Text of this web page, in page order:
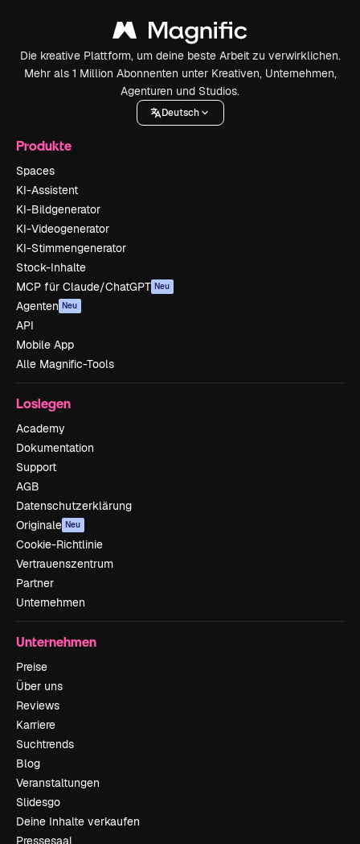
Die kreative Plattform, um deine beste Arbeit zu verwirklichen.
Mehr als 1 Million Abonnenten unter Kreativen, Unternehmen,
Agenturen und Studios.
Deutsch
Produkte
Spaces
KI-Assistent
KI-Bildgenerator
KI-Videogenerator
KI-Stimmengenerator
Stock-Inhalte
MCP für Claude/ChatGPT Neu
Agenten Neu
API
Mobile App
Alle Magnific-Tools
Loslegen
Academy
Dokumentation
Support
AGB
Datenschutzerklärung
Originale Neu
Cookie-Richtlinie
Vertrauenszentrum
Partner
Unternehmen
Unternehmen
Preise
Über uns
Reviews
Karriere
Suchtrends
Blog
Veranstaltungen
Slidesgo
Deine Inhalte verkaufen
Pressesaal